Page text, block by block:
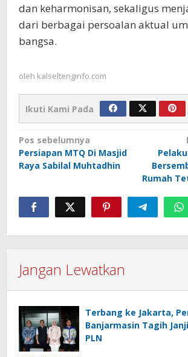
dan keharmonisan, sekaligus
dari berbagai persoalan aktual
bangsa.
oleh kalseltenginfo.com
Ikuti Kami Pada
Navigasi
pos
Pos sebelumnya
Persiapan MTQ Di Masjid
Raya Sabilal Muhtadhin
Rumah
Jangan Lewatkan
Terbang ke Jakarta,
Banjarmasin Tagih
PLN